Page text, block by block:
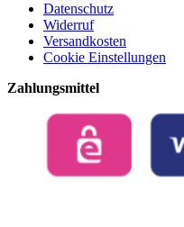
Datenschutz
Widerruf
Versandkosten
Cookie Einstellungen
Zahlungsmittel